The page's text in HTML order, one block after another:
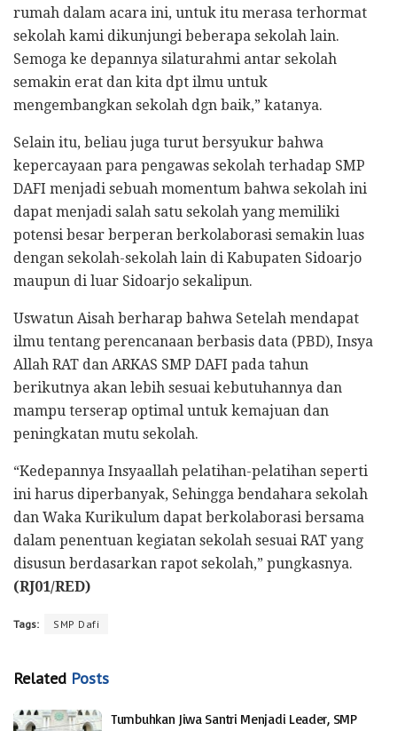
rumah dalam acara ini, untuk itu merasa terhormat
sekolah kami dikunjungi beberapa sekolah lain.
Semoga ke depannya silaturahmi antar sekolah
semakin erat dan kita dpt ilmu untuk
mengembangkan sekolah dgn baik,” katanya.
Selain itu, beliau juga turut bersyukur bahwa
kepercayaan para pengawas sekolah terhadap SMP
DAFI menjadi sebuah momentum bahwa sekolah ini
dapat menjadi salah satu sekolah yang memiliki
potensi besar berperan berkolaborasi semakin luas
dengan sekolah-sekolah lain di Kabupaten Sidoarjo
maupun di luar Sidoarjo sekalipun.
Uswatun Aisah berharap bahwa Setelah mendapat
ilmu tentang perencanaan berbasis data (PBD), Insya
Allah RAT dan ARKAS SMP DAFI pada tahun
berikutnya akan lebih sesuai kebutuhannya dan
mampu terserap optimal untuk kemajuan dan
peningkatan mutu sekolah.
“Kedepannya Insyaallah pelatihan-pelatihan seperti
ini harus diperbanyak, Sehingga bendahara sekolah
dan Waka Kurikulum dapat berkolaborasi bersama
dalam penentuan kegiatan sekolah sesuai RAT yang
disusun berdasarkan rapot sekolah,” pungkasnya.
(RJ01/RED)
Tags: SMP Dafi
Related Posts
Tumbuhkan Jiwa Santri Menjadi Leader, SMP